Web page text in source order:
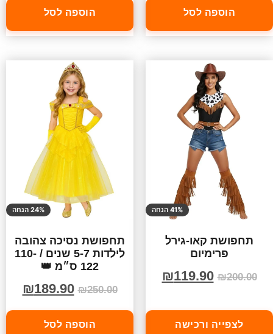
הוספה לסל הוספה לסל
41% הנחה
תחפושת קאו-גירל
פרימיום
₪200.00
₪119.90
לצפייה ורכישה
24% הנחה
תחפושת נסיכה צהובה
לילדות 5-7 שנים / 110-
122 ס״מ 👑
₪250.00
₪189.90
הוספה לסל